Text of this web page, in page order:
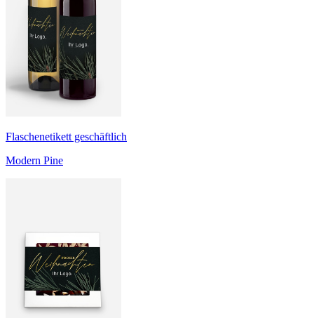
Flaschenetikett geschäftlich
Modern Pine